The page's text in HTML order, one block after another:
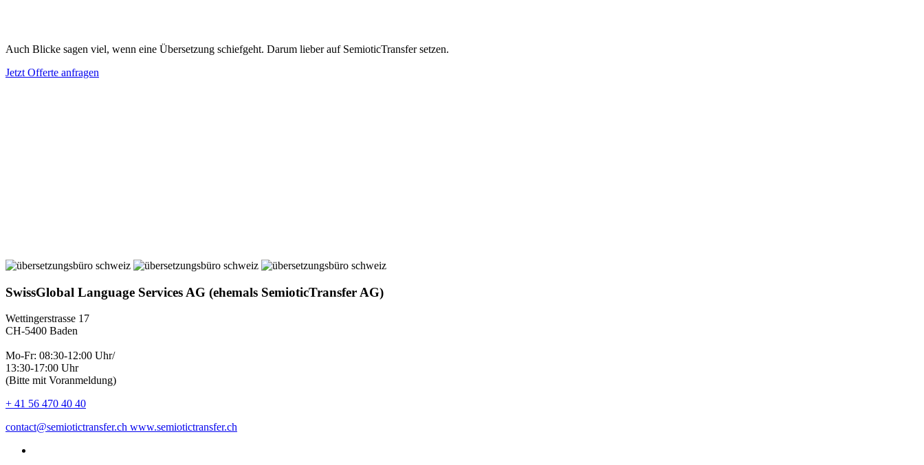
Auch Blicke sagen viel, wenn eine Übersetzung schiefgeht. Darum lieber auf SemioticTransfer setzen.
Jetzt Offerte anfragen
SwissGlobal Language Services AG (ehemals SemioticTransfer AG)
Wettingerstrasse 17
CH-5400 Baden
Mo-Fr: 08:30-12:00 Uhr/
13:30-17:00 Uhr
(Bitte mit Voranmeldung)
+ 41 56 470 40 40
contact@semiotictransfer.ch www.semiotictransfer.ch